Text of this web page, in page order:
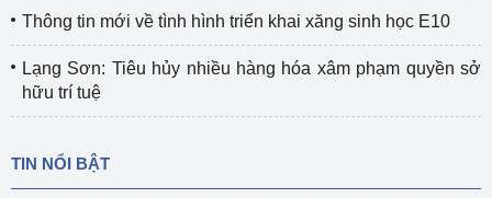
Thông tin mới về tình hình triển khai xăng sinh học E10
Lạng Sơn: Tiêu hủy nhiều hàng hóa xâm phạm quyền sở
hữu trí tuệ
TIN NỔI BẬT